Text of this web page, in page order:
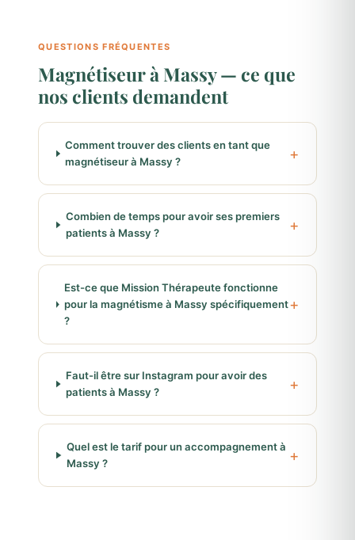
QUESTIONS FRÉQUENTES
Magnétiseur à Massy — ce que
nos clients demandent
Comment trouver des clients en tant que
magnétiseur à Massy ?
Combien de temps pour avoir ses premiers
patients à Massy ?
Est-ce que Mission Thérapeute fonctionne
pour la magnétisme à Massy spécifiquement
?
Faut-il être sur Instagram pour avoir des
patients à Massy ?
Quel est le tarif pour un accompagnement à
Massy ?